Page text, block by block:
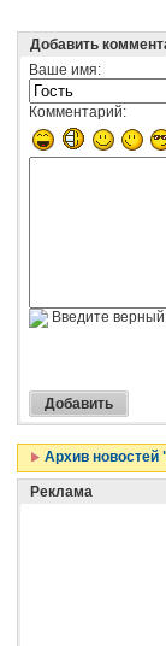
Добавить
Ваше имя:
Комментарий:
Введите верный
Архив новостей
Реклама